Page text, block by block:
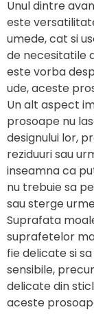
Unul dintre
este
umede, cat si
de necesitatile
este vorba
ude, aceste
Un alt aspect
prosoape nu
designului lor,
reziduuri sau
inseamna ca
nu trebuie sa
sau sterge
Suprafata
suprafetelor
fie delicate si
sensibile,
delicate din
aceste